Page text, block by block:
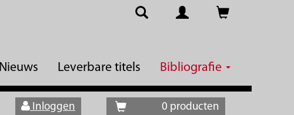
Nieuws Leverbare titels Bibliografie
Inloggen 0 producten